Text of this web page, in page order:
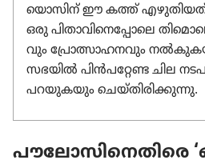
യൊ​സിന്‌ ഈ കത്ത്‌
ഒരു പിതാ​വി​നെ​പ്പോ​ലെ
വും പ്രോ​ത്സാ​ഹ​ന​വും
സഭയിൽ പിൻപ​റ്റേണ്ട ചില
പറയു​ക​യും ചെയ്‌തി​രി​ക്കു​ന്നു.
പൗലോ​സി​നെ​തി​രെ